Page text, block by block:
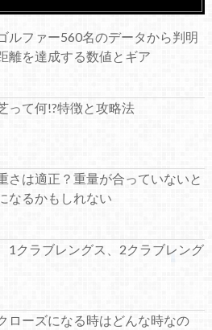
ルファー560名のデータから判明
離を達成する数値とギア
って何!?特徴と攻略法
さは適正？重量が合っていないと
なるかもしれない
1クラブレングス、2クラブレング
ローズになる時はどんな時なの